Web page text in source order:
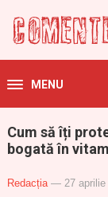
MENU
Cum să îți
bogată în
Redacția — 27 aprilie